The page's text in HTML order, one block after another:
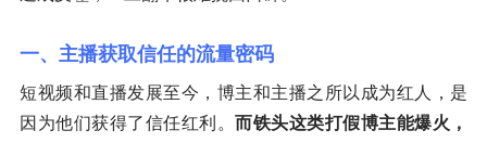
一、主播获取信任的流量密码
短视频和直播发展至今，博主和主播之所以成为红人，是
因为他们获得了信任红利。 而铁头这类打假博主能爆火，